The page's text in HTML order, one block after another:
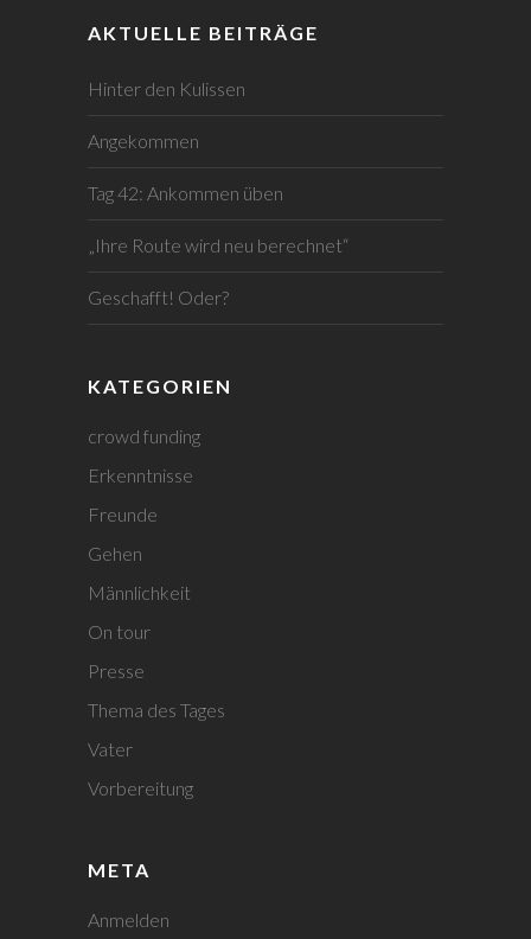
AKTUELLE BEITRÄGE
Hinter den Kulissen
Angekommen
Tag 42: Ankommen üben
„Ihre Route wird neu berechnet“
Geschafft! Oder?
KATEGORIEN
crowd funding
Erkenntnisse
Freunde
Gehen
Männlichkeit
On tour
Presse
Thema des Tages
Vater
Vorbereitung
META
Anmelden